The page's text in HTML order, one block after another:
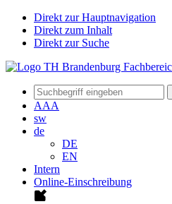
Direkt zur Hauptnavigation
Direkt zum Inhalt
Direkt zur Suche
AAA
sw
de
DE
EN
Intern
Online-Einschreibung